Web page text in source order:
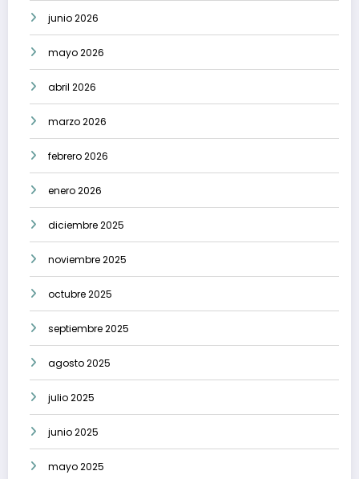
junio 2026
mayo 2026
abril 2026
marzo 2026
febrero 2026
enero 2026
diciembre 2025
noviembre 2025
octubre 2025
septiembre 2025
agosto 2025
julio 2025
junio 2025
mayo 2025